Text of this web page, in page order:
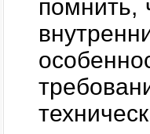
помнить,